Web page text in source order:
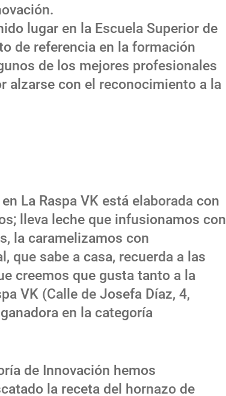
lugar en la Escuela Superior de
de referencia en la formación
de los mejores profesionales
alzarse con el reconocimiento a la
La Raspa VK está elaborada con
lleva leche que infusionamos con
la caramelizamos con
que sabe a casa, recuerda a las
creemos que gusta tanto a la
VK (Calle de Josefa Díaz, 4,
en la categoría
de Innovación hemos
la receta del hornazo de